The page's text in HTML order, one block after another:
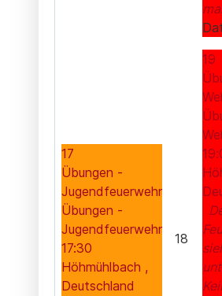
17
Übungen -
Jugendfeuerwehr
Übungen -
Jugendfeuerwehr
17:30
Höhmühlbach ,
Deutschland
18
19